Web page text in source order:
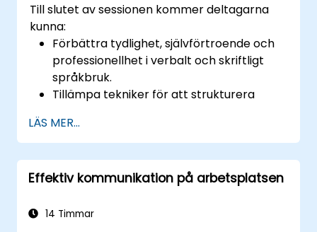
Till slutet av sessionen kommer deltagarna
kunna:
Förbättra tydlighet, självförtroende och
professionellhet i verbalt och skriftligt
språkbruk.
Tillämpa tekniker för att strukturera
Förbättra grammatik, lexikon och ton i
affärs kommunikation.
Undvika vanliga
kommunikationsfallgropar och
Utveckla aktiva lyssnars- och
LÄS MER...
Effektiv kommunikation på arbetsplatsen
14 Timmar